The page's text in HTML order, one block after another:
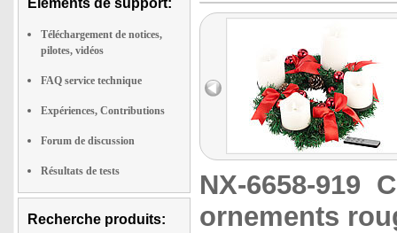
Eléments de support:
Téléchargement de notices,
pilotes, vidéos
FAQ service technique
Expériences, Contributions
Forum de discussion
Résultats de tests
Recherche produits:
NX-6658-919
ornements